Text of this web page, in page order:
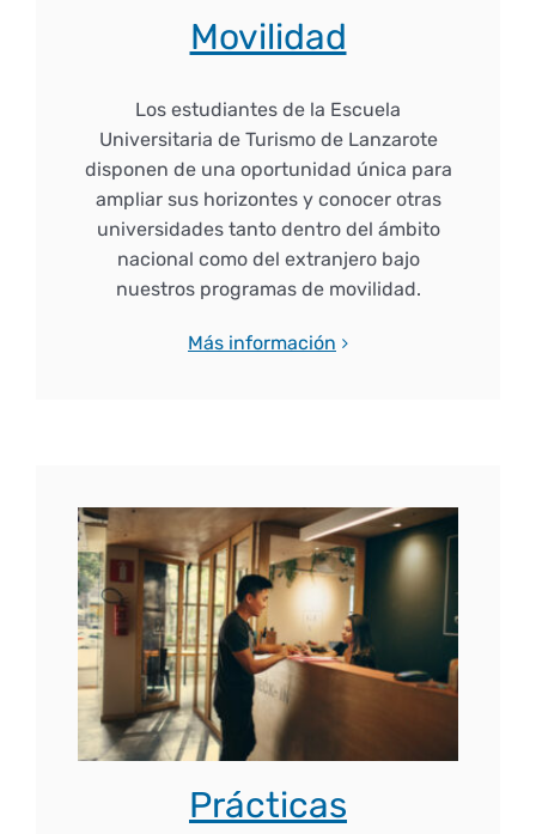
Movilidad
Los estudiantes de la Escuela
Universitaria de Turismo de Lanzarote
disponen de una oportunidad única para
ampliar sus horizontes y conocer otras
universidades tanto dentro del ámbito
nacional como del extranjero bajo
nuestros programas de movilidad.
Más información
Prácticas